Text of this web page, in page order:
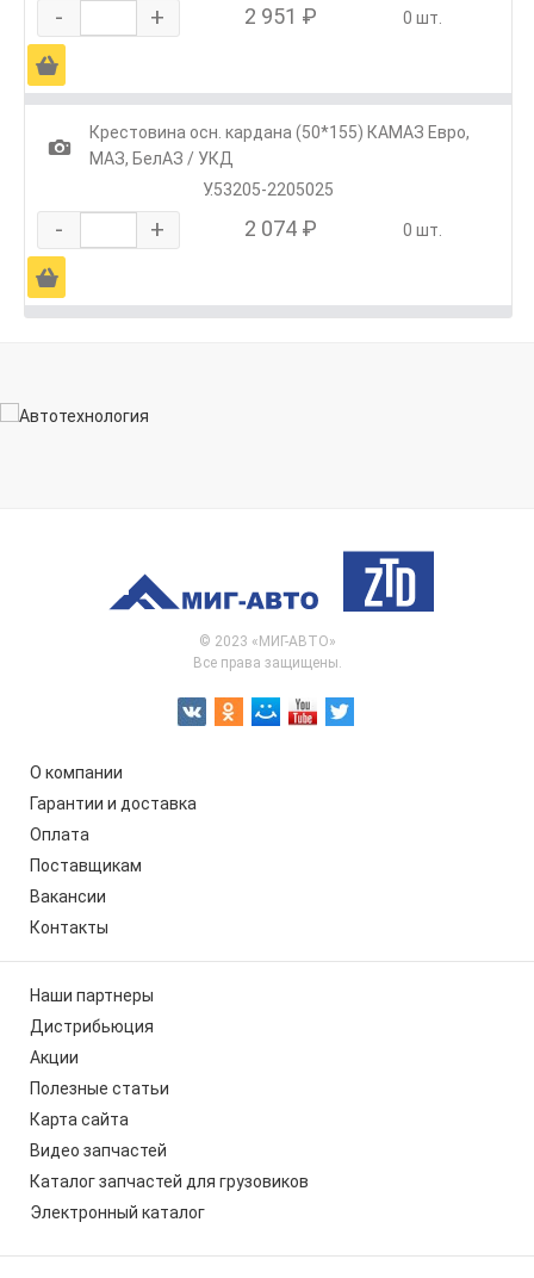
- + 2 951 ₽ 0 шт.
Ä
1
Крестовина осн. кардана (50*155) КАМАЗ Евро,
МАЗ, БелАЗ / УКД
У.53205-2205025
- + 2 074 ₽ 0 шт.
Ä
© 2023 «МИГ-АВТО»
Все права защищены.
О компании
Гарантии и доставка
Оплата
Поставщикам
Вакансии
Контакты
Наши партнеры
Дистрибьюция
Акции
Полезные статьи
Карта сайта
Видео запчастей
Каталог запчастей для грузовиков
Электронный каталог